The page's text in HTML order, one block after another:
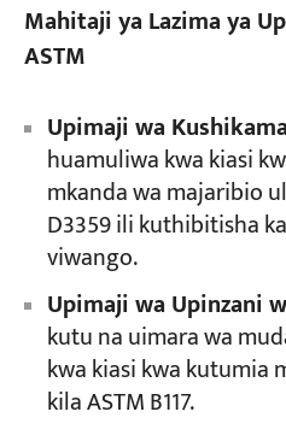
Mahitaji ya Lazima ya
ASTM
Upimaji wa
huamuliwa kwa kiasi
mkanda wa majaribio
D3359 ili kuthibitisha
viwango.
Upimaji wa Upinzani
kutu na uimara wa
kwa kiasi kwa kutumia
kila ASTM B117.